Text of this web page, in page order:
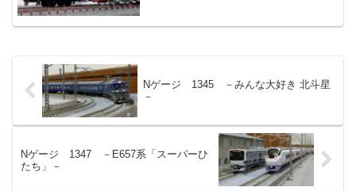
Nゲージ 1345 －みんな大好き 北斗星
－
Nゲージ 1347 －E657系「スーパーひ
たち」－